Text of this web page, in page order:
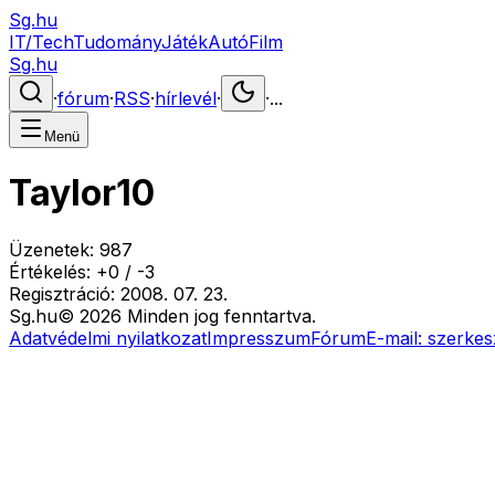
Sg.hu
IT/TechTudományJátékAutóFilm
Sg.hu
·fórum·RSS·hírlevél· ·...
Menü
Taylor10
Üzenetek: 987
Értékelés: +0 / -3
Regisztráció: 2008. 07. 23.
Sg.hu© 2026 Minden jog fenntartva.
Adatvédelmi nyilatkozatImpresszumFórumE-mail: